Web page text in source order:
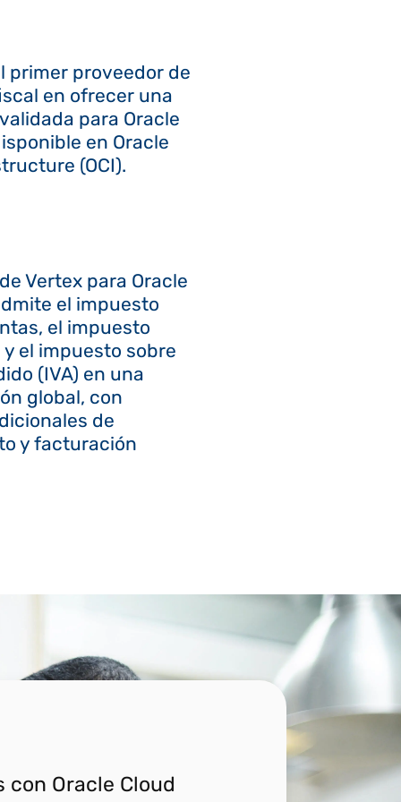
primer proveedor de
en ofrecer una
para Oracle
en Oracle
(OCI).
Vertex para Oracle
el impuesto
el impuesto
el impuesto sobre
(IVA) en una
global, con
de
y facturación
Oracle Cloud